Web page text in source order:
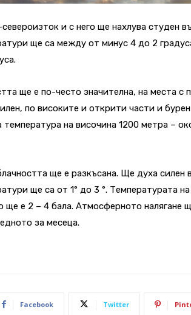
и с него ще нахлува студен
ще са между от минус 4 до 2
ще е по-често значителна, на места с
по високите и открити части и
температура на височина 1200 метра –
ще е разкъсана. Ще духа силен
ще са от 1° до 3 °. Температурата
ще е 2 – 4 бала. Атмосферното налягане
за месеца.
Facebook Twitter